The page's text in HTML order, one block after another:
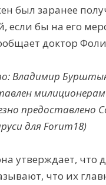
был заранее
если бы на его
доктор
Владимир
предоставлено
для Forum18)
утверждает, что
что их